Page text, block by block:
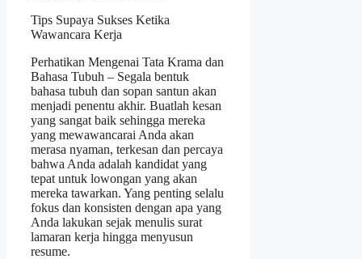
Tips Supaya Sukses Ketika
Wawancara Kerja
Perhatikan Mengenai Tata Krama dan
Bahasa Tubuh – Segala bentuk
bahasa tubuh dan sopan santun akan
menjadi penentu akhir. Buatlah kesan
yang sangat baik sehingga mereka
yang mewawancarai Anda akan
merasa nyaman, terkesan dan percaya
bahwa Anda adalah kandidat yang
tepat untuk lowongan yang akan
mereka tawarkan. Yang penting selalu
fokus dan konsisten dengan apa yang
Anda lakukan sejak menulis surat
lamaran kerja hingga menyusun
resume.